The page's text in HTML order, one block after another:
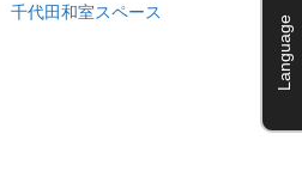
千代田和室スペース
Language